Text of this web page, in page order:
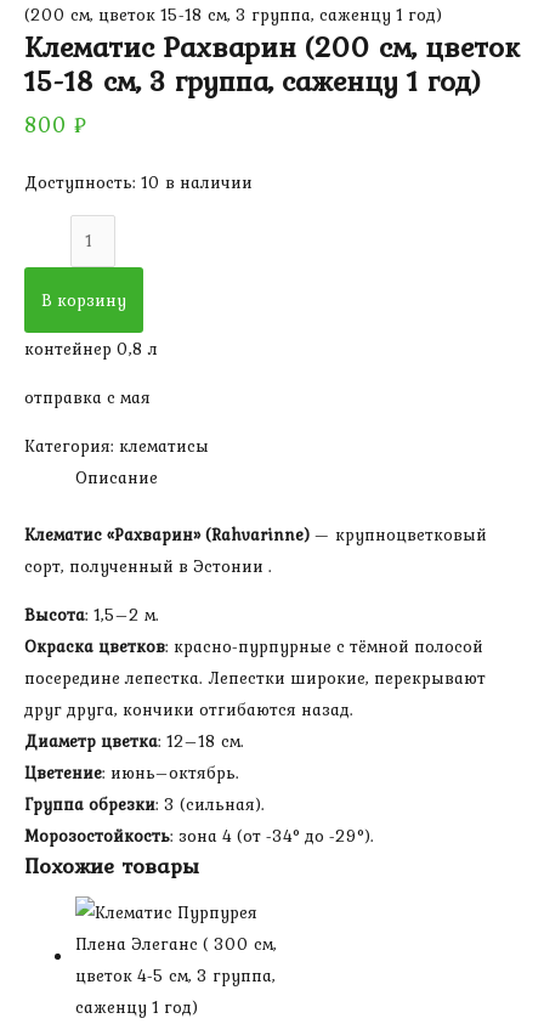
(200 см, цветок 15-18 см, 3 группа, саженцу 1 год)
Клематис Рахварин (200 см, цветок
15-18 см, 3 группа, саженцу 1 год)
800 ₽
Доступность: 10 в наличии
Количество
товара
Клематис
(200
15-
3
группа,
саженцу
1
год)
В корзину
контейнер 0,8 л
отправка с мая
Категория: клематисы
Описание
Клематис «Рахварин» (Rahvarinne) — крупноцветковый
сорт, полученный в Эстонии .
Высота: 1,5–2 м.
Окраска цветков: красно-пурпурные с тёмной полосой
посередине лепестка. Лепестки широкие, перекрывают
друг друга, кончики отгибаются назад.
Диаметр цветка: 12–18 см.
Цветение: июнь–октябрь.
Группа обрезки: 3 (сильная).
Морозостойкость: зона 4 (от -34° до -29°).
Похожие товары